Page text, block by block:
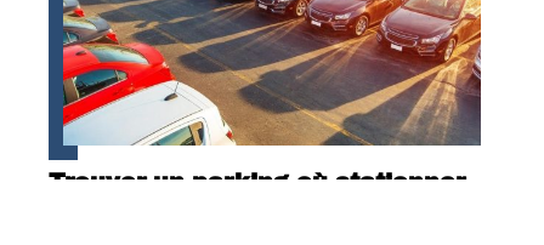
Trouver un parking où stationner